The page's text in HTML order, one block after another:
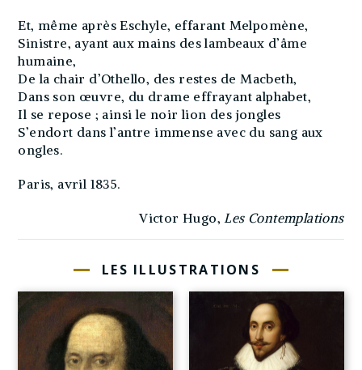
Et, même après Eschyle, effarant Melpomène,
Sinistre, ayant aux mains des lambeaux d’âme
humaine,
De la chair d’Othello, des restes de Macbeth,
Dans son œuvre, du drame effrayant alphabet,
Il se repose ; ainsi le noir lion des jongles
S’endort dans l’antre immense avec du sang aux
ongles.
Paris, avril 1835.
Victor Hugo, Les Contemplations
LES ILLUSTRATIONS